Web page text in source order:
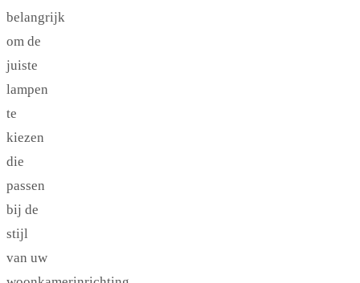
belangrijk
om de
juiste
lampen
te
kiezen
die
passen
bij de
stijl
van uw